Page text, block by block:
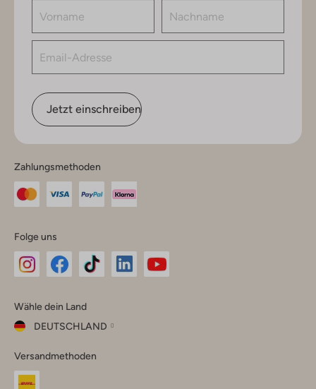
Jetzt einschreiben
Zahlungsmethoden
Folge uns
Instagram
Facebook
TikTok
Wähle dein Land
DEUTSCHLAND
dein
Land
Versandmethoden